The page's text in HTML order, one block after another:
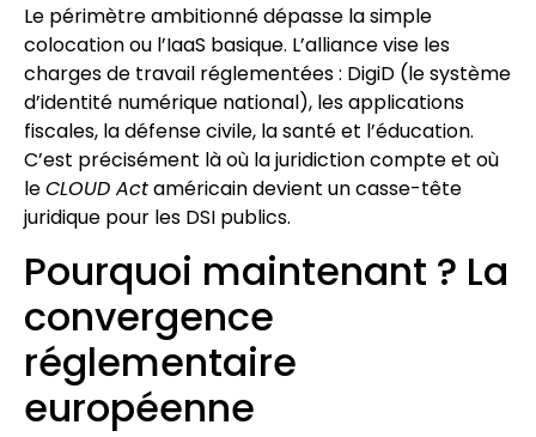
Le périmètre ambitionné dépasse la simple
colocation ou l’IaaS basique. L’alliance vise les
charges de travail réglementées : DigiD (le système
d’identité numérique national), les applications
fiscales, la défense civile, la santé et l’éducation.
C’est précisément là où la juridiction compte et où
leCLOUD Actaméricain devient un casse-tête
juridique pour les DSI publics.
Pourquoi maintenant ? La
convergence
réglementaire
européenne